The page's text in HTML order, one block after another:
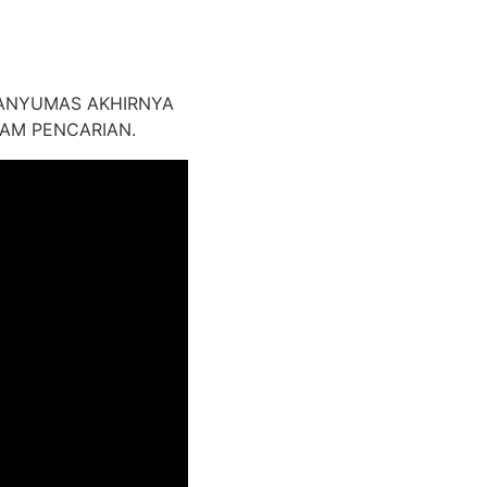
AKHIRNYA
PENCARIAN.